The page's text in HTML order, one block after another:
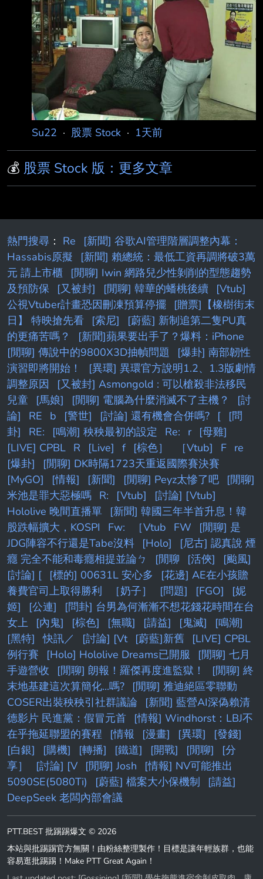
428 發布時間：2026/08/07 16:09 記者署名：
原文內容： 日本憑藉在半導體與高科技關鍵材
料領域的絕對壟斷地位，成為全球科技供應鏈中
不可或 缺的「咽喉要道」。專家表示，面對中
國頻繁的軍事威懾與網路攻擊，日本手中掌握的
光 阻劑、高純度氟化氫以及氟化聚醯亞胺3種不
可替代的先進材料，全球市佔率高達70%至 9
Su22 · 股票 Stock · 1天前
💰 股票 Stock 版：更多文章
熱門搜尋 ： Re
[新聞] 谷歌AI管理階層調整內幕：
Hassabis原擬
[新聞] 賴總統：最低工資再調將破3萬
元 請上市櫃
[閒聊] Iwin 網路兒少性剝削的型態趨勢
及預防保
[又被封] [閒聊] 韓華的蟠桃後續
[Vtub]
公視Vtuber計畫恐因刪凍預算停擺
[贈票]【橡樹街末
日】 特映搶先看
[索尼]
[蔚藍] 新制追第二隻PU真
的更痛苦嗎？
[新聞]蘋果要出手了？爆料：iPhone
[閒聊] 傳說中的9800X3D抽幀問題
[爆卦] 南部韌性
演習即將開始！
[異環] 異環官方說明1.2、1.3版劇情
調整原因
[又被封] Asmongold : 可以槍殺非法移民
兒童
[馬娘] [閒聊] 電腦為什麼消滅不了主機？
[討
論]
RE b [警世] [討論] 還有機會合併嗎? [
[問
卦]
RE: [鳴潮] 秧秧最初的設定 Re: r
[母雞]
[LIVE] CPBL R [Live] f [棕色］ ［Vtub] F re
[爆卦]
[閒聊] DK時隔1723天重返國際賽決賽
[MyGO]
[情報] [新聞] [閒聊] Peyz太慘了吧
[閒聊]
米池是罪大惡極嗎 R: [Vtub]
[討論] [Vtub]
Hololive 晚間直播單
[新聞] 韓國三年半首升息！韓
股跌幅擴大，KOSPI
Fw: ［Vtub FW
[閒聊] 是
JDG陣容不行還是Tabe沒料
[Holo]
[尼古] 認真說 煙
癮 完全不能和毒癮相提並論ㄅ
[閒聊 [活俠]
[颱風]
[討論] [
[標的] 00631L 安心多
[花邊] AE在小孩贍
養費官司上取得勝利
［奶子］ [問題] [FGO]
[妮
姬]
[公連]
[問卦] 台男為何漸漸不想花錢花時間在台
女上
[內鬼] [棕色] [無職] [請益] [鬼滅]
[鳴潮]
[黑特]
快訊／ [討論] [Vt [蔚藍]新舊
[LIVE] CPBL
例行賽
[Holo] Hololive Dreams已開服
[閒聊] 七月
手遊營收
[閒聊] 朗報！羅傑再度進監獄！
[閒聊] 終
末地基建這次算簡化...嗎?
[閒聊] 雅迪絕區零聯動
COSER出裝秧秧引社群議論
[新聞] 藍營AI深偽賴清
德影片 民進黨：假冒元首
[情報] Windhorst：LBJ不
在乎拖延聯盟的賽程
[情報 [漫畫] [異環]
[發錢]
[白銀]
[購機] [轉播] [鐵道] [開戰] [閒聊]
[分
享］
[討論] [V [閒聊] Josh
[情報] NV可能推出
5090SE(5080Ti)
[蔚藍] 檔案大小保機制
[請益]
DeepSeek 老闆內部會議
PTT.BEST 批踢踢爆文 © 2026
本站與批踢踢官方無關！由粉絲整理製作！目標是讓年輕族群，也能
容易逛批踢踢！Make PTT Great Again！